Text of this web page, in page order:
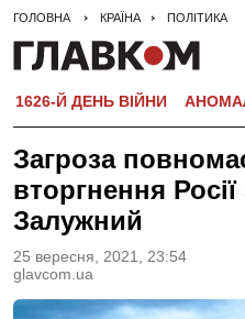
ГОЛОВНА КРАЇНА ПОЛІТИКА
1626-Й ДЕНЬ ВІЙНИ
Загроза
вторгнення Росії
Залужний
25 вересня, 2021, 23:54
glavcom.ua